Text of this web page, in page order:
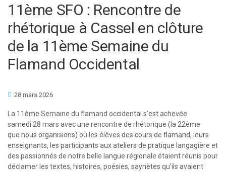
11ème SFO : Rencontre de
rhétorique à Cassel en clôture
de la 11ème Semaine du
Flamand Occidental
28 mars 2026
La 11ème Semaine du flamand occidental s'est achevée
samedi 28 mars avec une rencontre de rhétorique (la 22ème
que nous organisions) où les élèves des cours de flamand, leurs
enseignants, les participants aux ateliers de pratique langagière et
des passionnés de notre belle langue régionale étaient réunis pour
déclamer les textes, histoires, poésies, saynètes qu'ils avaient